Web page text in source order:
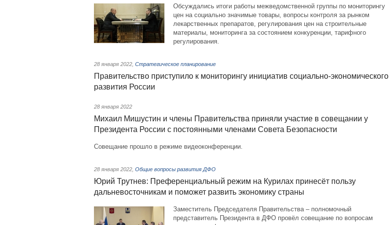
Обсуждались итоги работы межведомственной группы по мониторингу
цен на социально значимые товары, вопросы контроля за рынком
лекарственных препаратов, регулирования цен на строительные
материалы, мониторинга за состоянием конкуренции, тарифного
регулирования.
28 января 2022 Стратегическое планирование
Правительство приступило к мониторингу инициатив социально-экономического
развития России
28 января 2022
Михаил Мишустин и члены Правительства приняли участие в совещании у
Президента России с постоянными членами Совета Безопасности
Совещание прошло в режиме видеоконференции.
28 января 2022 Общие вопросы развития ДФО
Юрий Трутнев: Преференциальный режим на Курилах принесёт пользу
дальневосточникам и поможет развить экономику страны
Заместитель Председателя Правительства – полномочный
представитель Президента в ДФО провёл совещание по вопросам